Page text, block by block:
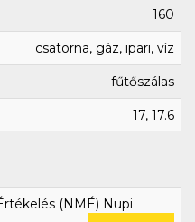
160
csatorna, gáz, ipari, víz
fűtőszálas
17, 17.6
(NMÉ) Nupi